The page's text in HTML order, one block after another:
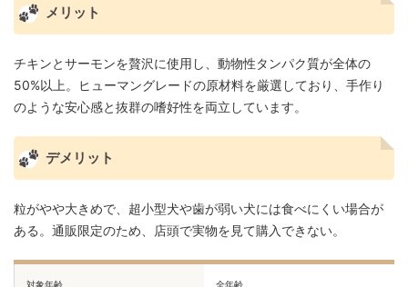
メリット
チキンとサーモンを贅沢に使用し、動物性タンパク質が全体の
50%以上。ヒューマングレードの原材料を厳選しており、手作り
のような安心感と抜群の嗜好性を両立しています。
デメリット
粒がやや大きめで、超小型犬や歯が弱い犬には食べにくい場合が
ある。通販限定のため、店頭で実物を見て購入できない。
対象年齢 全年齢